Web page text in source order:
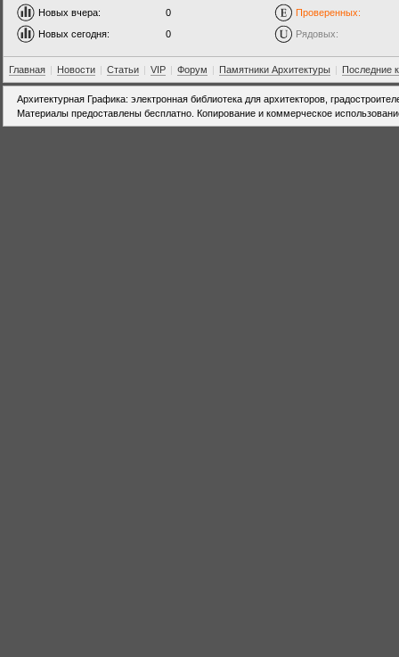
Новых вчера:
0
Новых сегодня:
0
Проверенных:
Рядовых:
Главная | Новости | Статьи | VIP | Форум | Памятники Архитектуры | Последние
Архитектурная Графика: электронная библиотека для архитекторов,
Материалы предоставлены бесплатно. Копирование и коммерческое